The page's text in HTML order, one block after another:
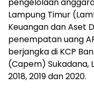
Lampung Timur
Keuangan dan Aset
penempatan uang
berjangka di KCP
(Capem) Sukadana,
2018, 2019 dan 2020.